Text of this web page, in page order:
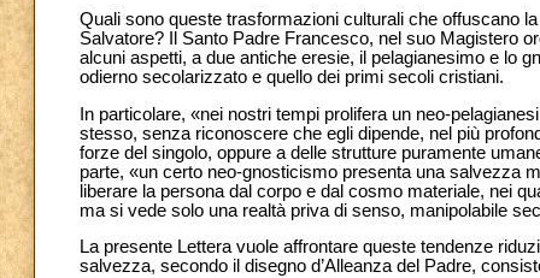
Quali sono queste trasformazioni culturali che offuscano
Salvatore? Il Santo Padre Francesco, nel suo Magistero
alcuni aspetti, a due antiche eresie, il pelagianesimo e lo
odierno secolarizzato e quello dei primi secoli cristiani.
In particolare, «nei nostri tempi prolifera un neo-
stesso, senza riconoscere che egli dipende, nel più
forze del singolo, oppure a delle strutture puramente
parte, «un certo neo-gnosticismo presenta una salvezza
liberare la persona dal corpo e dal cosmo materiale, nei
ma si vede solo una realtà priva di senso, manipolabile
La presente Lettera vuole affrontare queste tendenze
salvezza, secondo il disegno d’Alleanza del Padre,